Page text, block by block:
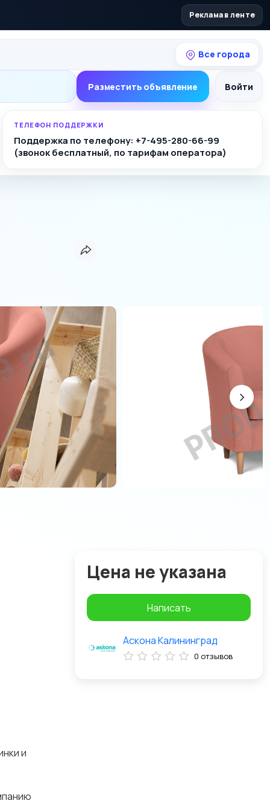
Реклама в ленте
Все города
Разместить объявление Войти
ТЕЛЕФОН ПОДДЕРЖКИ
Поддержка по телефону: +7-495-280-66-99
(звонок бесплатный, по тарифам оператора)
и
Цена не указана
Написать
Аскона Калининград
0 отзывов